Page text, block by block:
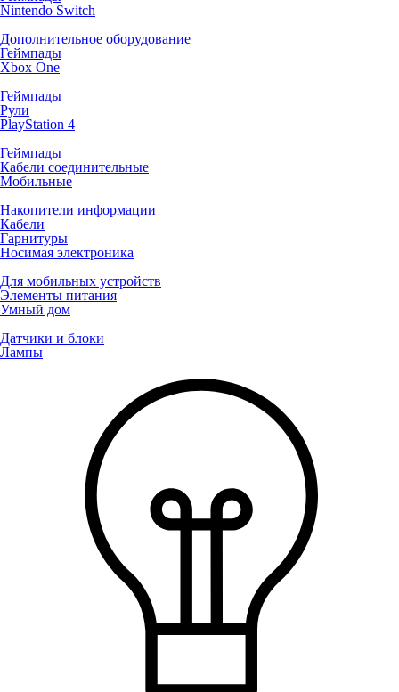
Nintendo Switch
Дополнительное оборудование
Геймпады
Xbox One
Геймпады
Рули
PlayStation 4
Геймпады
Кабели соединительные
Мобильные
Накопители информации
Кабели
Гарнитуры
Носимая электроника
Для мобильных устройств
Элементы питания
Умный дом
Датчики и блоки
Лампы